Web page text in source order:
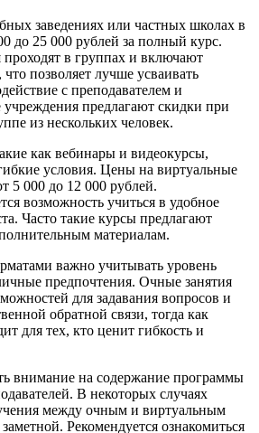
заведениях или частных школах в
до 25 000 рублей за полный курс.
в группах и включают
позволяет лучше усваивать
с преподавателем и
предлагают скидки при
из нескольких человек.
как вебинары и видеокурсы,
условия. Цены на виртуальные
5 000 до 12 000 рублей.
возможность учиться в удобное
Часто такие курсы предлагают
материалам.
важно учитывать уровень
предпочтения. Очные занятия
для задавания вопросов и
обратной связи, тогда как
для тех, кто ценит гибкость и
внимание на содержание программы
В некоторых случаях
между очным и виртуальным
Рекомендуется ознакомиться